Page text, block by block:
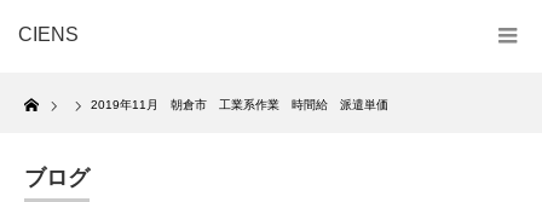
CIENS
Home
2019年11月 朝倉市 工業系作業 時間給 派遣単価
ブログ